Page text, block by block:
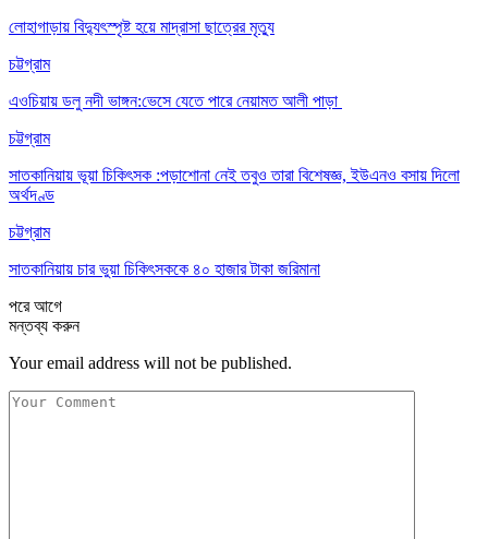
লোহাগাড়ায় বিদ্যুৎস্পৃষ্ট হয়ে মাদ্রাসা ছাত্রের মৃত্যু
চট্টগ্রাম
এওচিয়ায় ডলু নদী ভাঙ্গন:ভেসে যেতে পারে নেয়ামত আলী পাড়া
চট্টগ্রাম
সাতকানিয়ায় ভূয়া চিকিৎসক :পড়াশোনা নেই তবুও তারা বিশেষজ্ঞ, ইউএনও বসায় দিলো
অর্থদণ্ড
চট্টগ্রাম
সাতকানিয়ায় চার ভুয়া চিকিৎসককে ৪০ হাজার টাকা জরিমানা
পরেআগে
মন্তব্য করুন
Your email address will not be published.